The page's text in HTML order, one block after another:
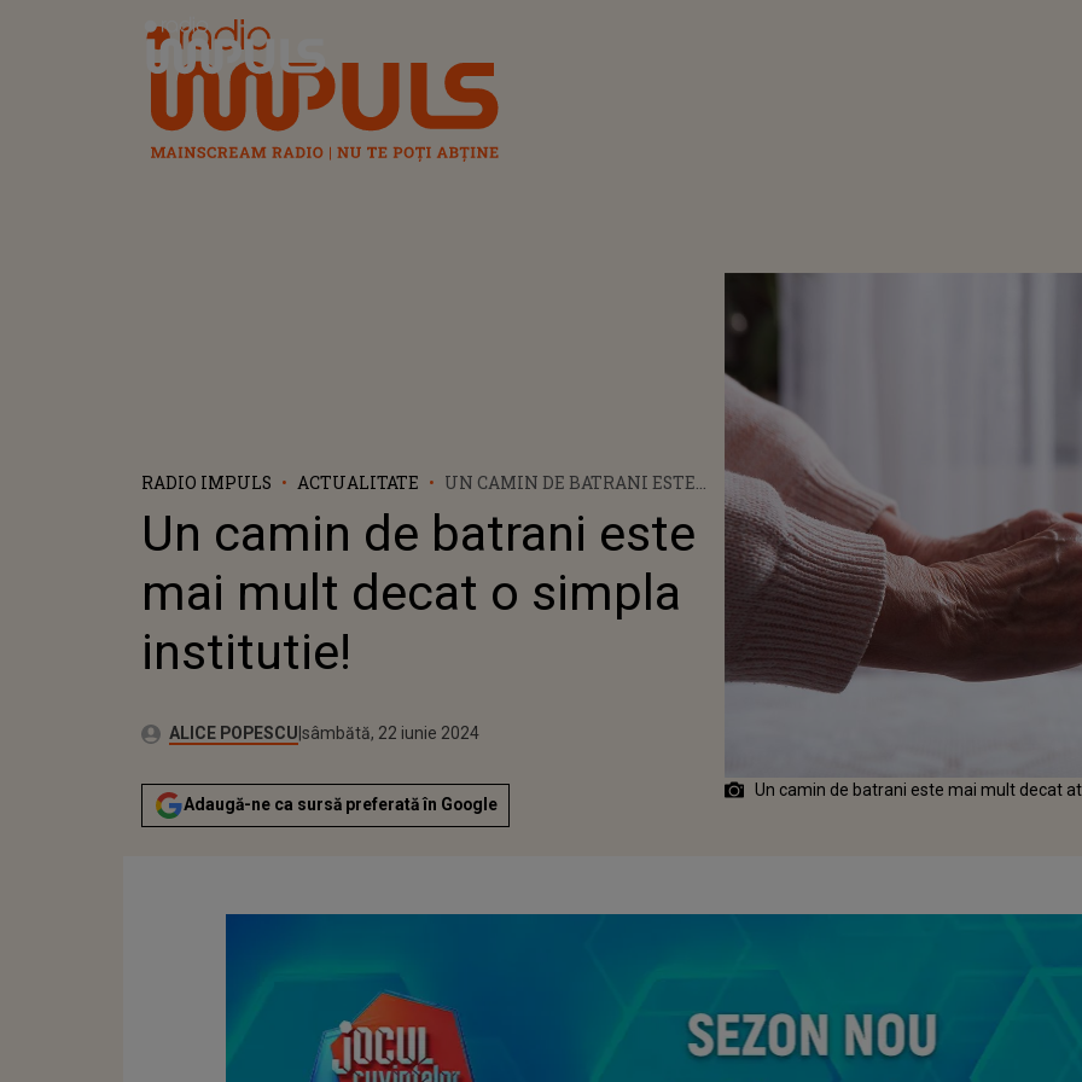
Radio Impuls
RADIO IMPULS ACTUALITATE
UN CAMIN DE BATRANI ESTE
INSTITUTIE!
Un camin de batrani este
mai mult decat o simpla
institutie!
Autor:ALICE POPESCUPublicat:
joi, 22 iunie 2023
Actualizat:
sâmbătă, 22 iunie 2024
Adaugă-ne ca sursă preferată în Google
Un camin de batrani este mai mult decat